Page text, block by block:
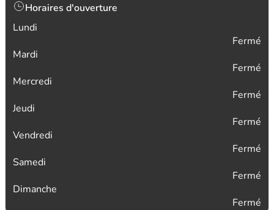
Horaires d'ouverture
Lundi
Fermé
Mardi
Fermé
Mercredi
Fermé
Jeudi
Fermé
Vendredi
Fermé
Samedi
Fermé
Dimanche
Fermé